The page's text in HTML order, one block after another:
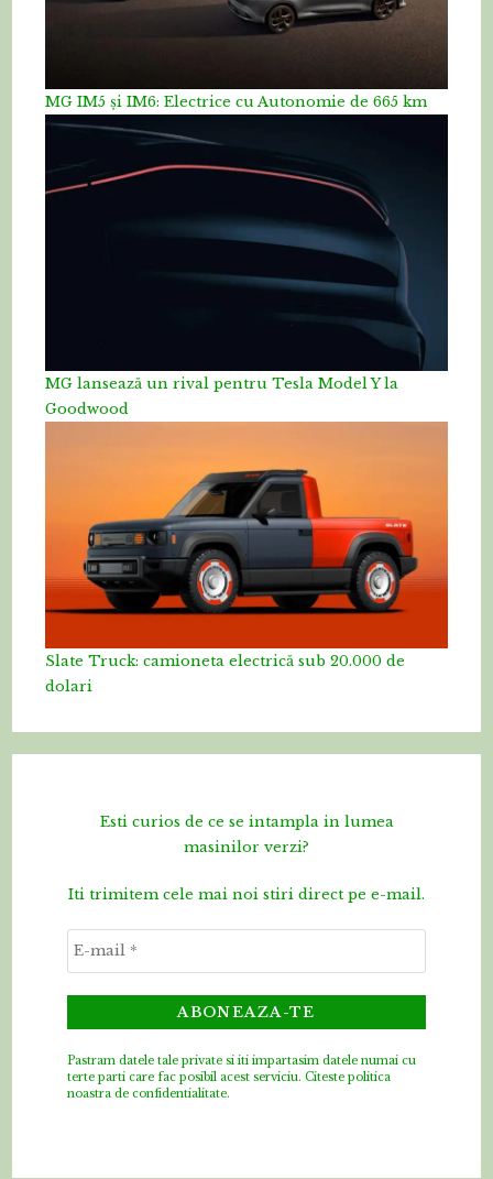
MG IM5 și IM6: Electrice cu Autonomie de 665 km
MG lansează un rival pentru Tesla Model Y la
Goodwood
Slate Truck: camioneta electrică sub 20.000 de
dolari
Esti curios de ce se intampla in lumea
masinilor verzi?
Iti trimitem cele mai noi stiri direct pe e-mail.
Pastram datele tale private si iti impartasim datele numai cu
terte parti care fac posibil acest serviciu. Citeste politica
noastra de confidentialitate.